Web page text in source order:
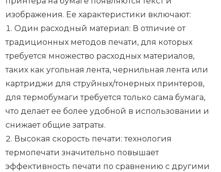
изображения. Ее характеристики включают:
Один расходный материал: В отличие от
традиционных методов печати, для которых
требуется множество расходных материалов,
таких как угольная лента, чернильная лента или
картриджи для струйных/тонерных принтеров,
для термобумаги требуется только сама бумага,
что делает ее более удобной в использовании и
снижает общие затраты.
Высокая скорость печати: технология
термопечати значительно повышает
эффективность печати по сравнению с другими